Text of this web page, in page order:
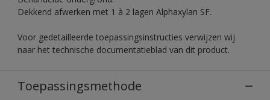
Dekkend afwerken met 1 à 2 lagen Alphaxylan SF.
Voor gedetailleerde toepassingsinstructies verwijzen wij
naar het technische documentatieblad van dit product.
Toepassingsmethode